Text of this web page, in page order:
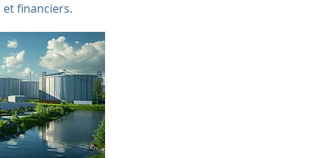
financiers.